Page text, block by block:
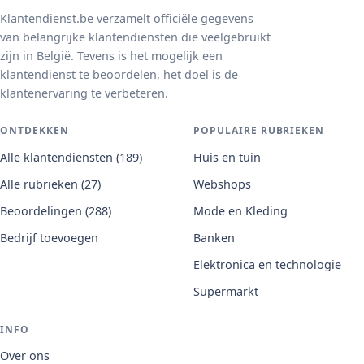
Klantendienst.be verzamelt officiële gegevens
van belangrijke klantendiensten die veelgebruikt
zijn in België. Tevens is het mogelijk een
klantendienst te beoordelen, het doel is de
klantenervaring te verbeteren.
ONTDEKKEN
Alle klantendiensten (189)
Alle rubrieken (27)
Beoordelingen (288)
Bedrijf toevoegen
POPULAIRE RUBRIEKEN
Huis en tuin
Webshops
Mode en Kleding
Banken
Elektronica en technologie
Supermarkt
INFO
Over ons